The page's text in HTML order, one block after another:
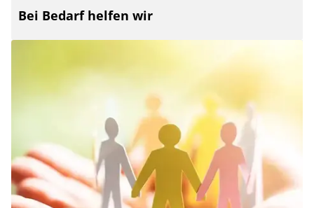
Bei Bedarf helfen wir